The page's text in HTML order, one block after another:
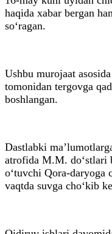
haqida xabar bergan
so‘ragan.
Ushbu murojaat
tomonidan tergovga
boshlangan.
Dastlabki
atrofida M.M. do‘stlari
o‘tuvchi Qora-daryoga
vaqtda suvga cho‘kib